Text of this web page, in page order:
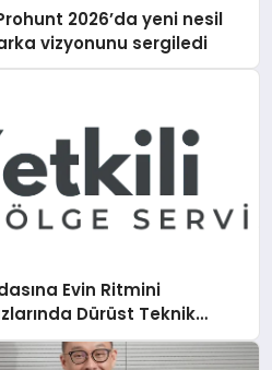
2026’da yeni nesil
vizyonunu sergiledi
Evin Ritmini
Dürüst Teknik